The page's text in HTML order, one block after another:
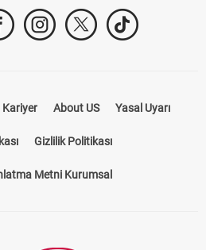
Kariyer About US Yasal Uyarı
Gizlilik Politikası
Metni Kurumsal